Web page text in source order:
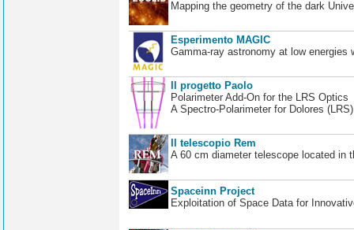
Mapping the geometry of the dark
Esperimento MAGIC
Gamma-ray astronomy at low energies
Il progetto Paolo
Polarimeter Add-On for the LRS Optics
A Spectro-Polarimeter for Dolores
Il telescopio Rem
A 60 cm diameter telescope located in
Spaceinn Project
Exploitation of Space Data for